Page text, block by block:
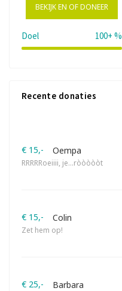
BEKIJK EN OF DONEER
Doel 100+ %
114%
Recente donaties
€ 15,- Oempa
RRRRRoeiiii, je…ròòòòòt
€ 15,- Colin
Zet hem op!
€ 25,- Barbara